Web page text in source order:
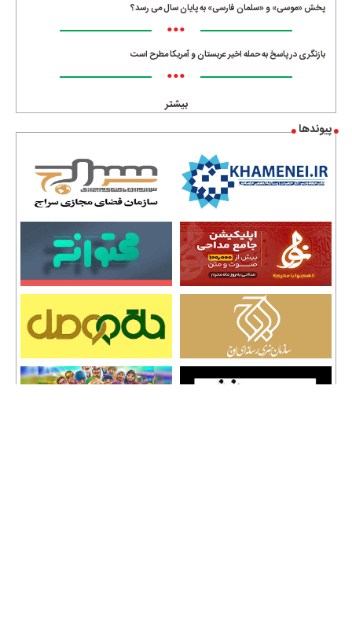
پخش «موسی» و «سلمان فارسی» به پایان سال می رسد؟
•••
بازنگری در پاسخ به حمله اخیر عربستان و آمریکا مطرح است
•••
بیشتر
پیوندها